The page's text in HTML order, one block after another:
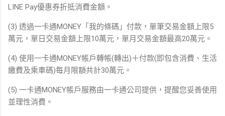
LINE Pay優惠券折抵消費金額。
(3) 透過一卡通MONEY「我的條碼」付款，單筆交易金額上限5
萬元，單日交易金額上限10萬元，單月交易金額最高20萬元。
(4) 使用一卡通MONEY帳戶轉帳(轉出)＋付款(即包含消費、生活
繳費及乘車碼)每月限額共計30萬元。
(5) 一卡通MONEY帳戶服務由一卡通公司提供，提醒您妥善使用
並理性消費。